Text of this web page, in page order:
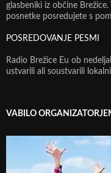
glasbeniki iz občine
posnetke posredujete s
POSREDOVANJE PESMI
Radio Brežice Eu ob
ustvarili ali soustvarili
VABILO